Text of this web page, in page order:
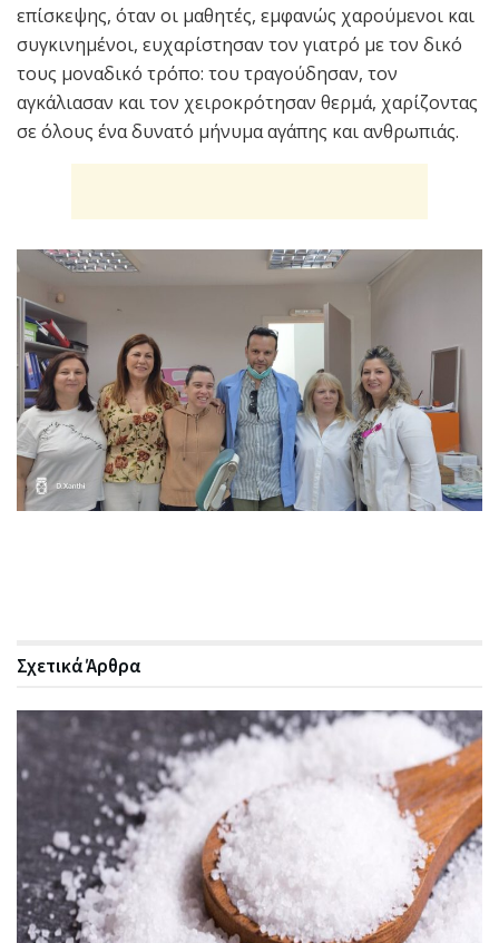
επίσκεψης, όταν οι μαθητές, εμφανώς χαρούμενοι και
συγκινημένοι, ευχαρίστησαν τον γιατρό με τον δικό
τους μοναδικό τρόπο: του τραγούδησαν, τον
αγκάλιασαν και τον χειροκρότησαν θερμά, χαρίζοντας
σε όλους ένα δυνατό μήνυμα αγάπης και ανθρωπιάς.
ΣχετικάΆρθρα